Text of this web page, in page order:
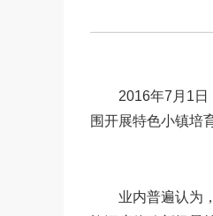
2016年7月1日，
围开展特色小镇培
业内普遍认为，